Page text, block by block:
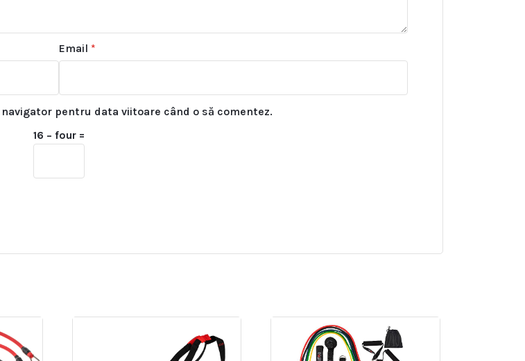
Email *
pentru data viitoare când o să comentez.
16 − four =